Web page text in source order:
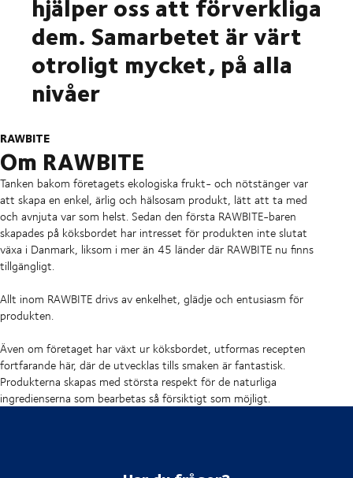
dem. Samarbetet är värt
otroligt mycket, på alla
nivåer
RAWBITE
Om RAWBITE
Tanken bakom företagets ekologiska frukt- och nötstänger var
att skapa en enkel, ärlig och hälsosam produkt, lätt att ta med
och avnjuta var som helst. Sedan den första RAWBITE-baren
skapades på köksbordet har intresset för produkten inte slutat
växa i Danmark, liksom i mer än 45 länder där RAWBITE nu finns
tillgängligt.
Allt inom RAWBITE drivs av enkelhet, glädje och entusiasm för
produkten.
Även om företaget har växt ur köksbordet, utformas recepten
fortfarande här, där de utvecklas tills smaken är fantastisk.
Produkterna skapas med största respekt för de naturliga
ingredienserna som bearbetas så försiktigt som möjligt.